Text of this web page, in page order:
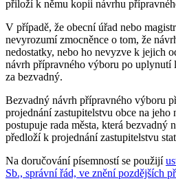
přiloží k němu kopii návrhu
V případě, že obecní úřad nebo
nevyrozumí zmocněnce o tom, že
nedostatky, nebo ho nevyzve k jejich
návrh přípravného výboru po uplynutí
za bezvadný.
Bezvadný návrh přípravného výboru
projednání zastupitelstvu obce na jeho
postupuje rada města, která bezvadný
předloží k projednání zastupitelstvu
Na doručování písemností se použijí
Sb., správní řád, ve znění pozdějších